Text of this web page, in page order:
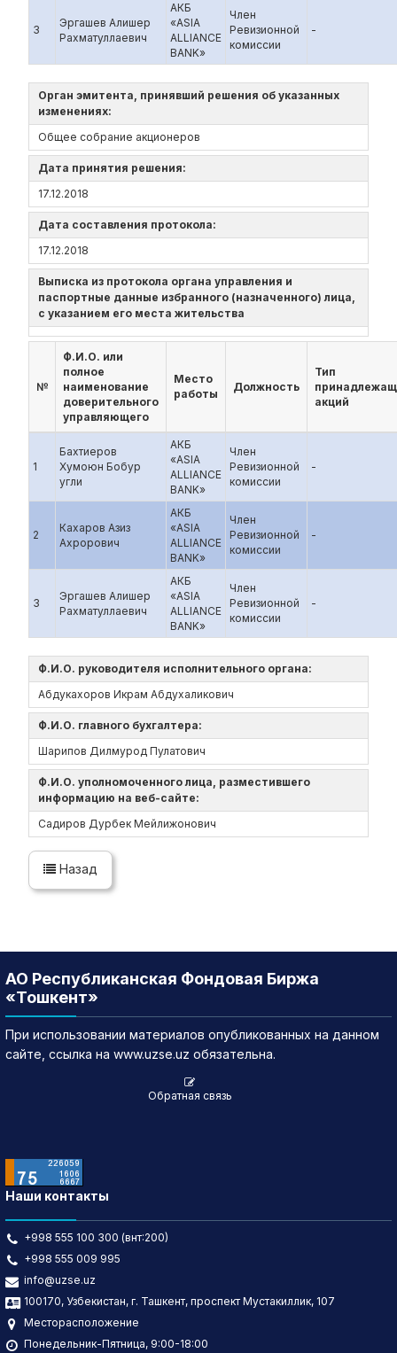
3
Эргашев Алишер
Рахматуллаевич
АКБ
«ASIA
ALLIANCE
BANK»
Член
Ревизионной
комиссии
-
Орган эмитента, принявший решения об указанных
изменениях:
Общее собрание акционеров
Дата принятия решения:
17.12.2018
Дата составления протокола:
17.12.2018
Выписка из протокола органа управления и
паспортные данные избранного (назначенного) лица,
с указанием его места жительства
№
Ф.И.О. или
полное
наименование
доверительного
управляющего
Место
работы
Должность
Тип
акций
1
Бахтиеров
Хумоюн Бобур
угли
АКБ
«ASIA
ALLIANCE
BANK»
Член
Ревизионной
комиссии
-
2
Кахаров Азиз
Ахрорович
АКБ
«ASIA
ALLIANCE
BANK»
Член
Ревизионной
комиссии
-
3
Эргашев Алишер
Рахматуллаевич
АКБ
«ASIA
ALLIANCE
BANK»
Член
Ревизионной
комиссии
-
Ф.И.О. руководителя исполнительного органа:
Абдукахоров Икрам Абдухаликович
Ф.И.О. главного бухгалтера:
Шарипов Дилмурод Пулатович
Ф.И.О. уполномоченного лица, разместившего
информацию на веб-сайте:
Садиров Дурбек Мейлижонович
Назад
АО Республиканская Фондовая Биржа
«Тошкент»
При использовании материалов опубликованных на данном
сайте, ссылка на www.uzse.uz обязательна.
Обратная связь
Наши контакты
+998 555 100 300 (внт:200)
+998 555 009 995
info@uzse.uz
100170, Узбекистан, г. Ташкент, проспект Мустакиллик, 107
Месторасположение
Понедельник-Пятница, 9:00-18:00